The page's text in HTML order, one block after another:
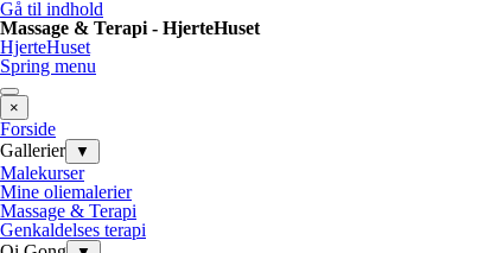
Gå til indhold
Massage & Terapi - HjerteHuset
HjerteHuset
Spring menu
×
Forside
Gallerier
▼
Malekurser
Mine oliemalerier
Massage & Terapi
Genkaldelses terapi